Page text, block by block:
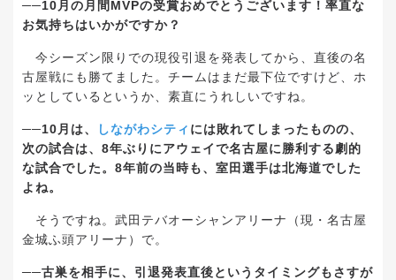
──10 月の月間 MVPの受賞おめでとうございます！率直な
お気持ちはいかがですか？
今シーズン限りでの現役引退を発表してから、直後の名
古屋戦にも勝てました。チームはまだ最下位ですけど、ホ
ッとしているというか、素直にうれしいですね。
──10 月は、 しながわシティ には敗れてしまったものの、
次の試合は、 8年ぶりにアウェイで名古屋に勝利する劇的
な試合でした。 8年前の当時も、室田選手は北海道でした
よね。
そうですね。武田テバオーシャンアリーナ（現・名古屋
金城ふ頭アリーナ）で。
──古巣を相手に、引退発表直後というタイミングもさすが